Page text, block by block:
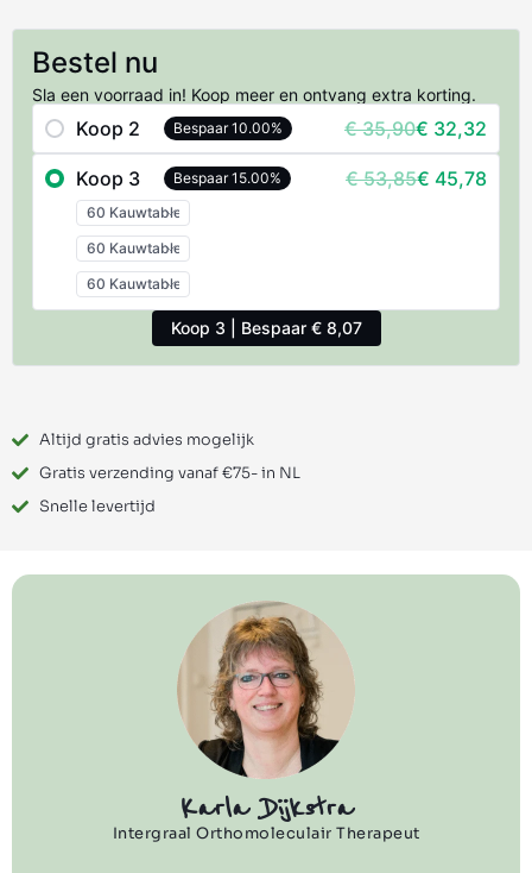
Bestel nu
Sla een voorraad in! Koop meer en ontvang extra korting.
Koop 2 Bespaar 10.00% € 35,90€ 32,32
Koop 3 Bespaar 15.00% € 53,85€ 45,78
Koop 3 | Bespaar € 8,07
Altijd gratis advies mogelijk
Gratis verzending vanaf €75- in NL
Snelle levertijd
Karla Dijkstra
Intergraal Orthomoleculair Therapeut